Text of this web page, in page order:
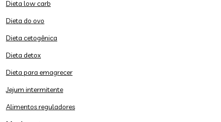
Dieta low carb
Dieta do ovo
Dieta cetogênica
Dieta detox
Dieta para emagrecer
Jejum intermitente
Alimentos reguladores